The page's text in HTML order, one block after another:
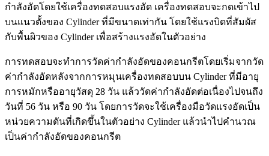
กำลังอัดโดยใช้เครื่องทดสอบแรงอัด เครื่องทดสอบจะกดเข้าไป
บนแนวตั้งของ Cylinder ที่มีขนาดเท่ากัน โดยใช้แรงบิดที่สัมผัส
กับพื้นผิวของ Cylinder เพื่อสร้างแรงอัดในตัวอย่าง
การทดสอบจะทำการวัดค่ากำลังอัดของคอนกรีตโดยเริ่มจากวัด
ค่ากำลังอัดหลังจากการหมุนเครื่องทดสอบบน Cylinder ที่มีอายุ
การหมักหรืออายุวัสดุ 28 วัน แล้ววัดค่ากำลังอัดต่อเนื่องไปจนถึง
วันที่ 56 วัน หรือ 90 วัน โดยการวัดจะใช้เครื่องมือวัดแรงอัดเป็น
หน่วยความดันที่เกิดขึ้นในตัวอย่าง Cylinder แล้วนำไปคำนวณ
เป็นค่ากำลังอัดของคอนกรีต